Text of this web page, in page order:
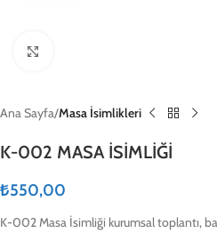
Ana Sayfa Masa İsimlikleri
K-002 MASA İSİMLİĞİ
₺550,00
K-002 Masa İsimliği kurumsal toplantı,